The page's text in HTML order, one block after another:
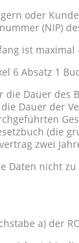
oder
(NIP)
ist
6 Absatz 1
die Dauer des
Dauer der
(die
zwei
Daten nicht
a) der